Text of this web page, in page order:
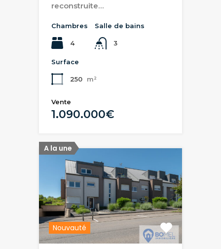
reconstruite…
Chambres
4
Salle de bains
3
Surface
250 m²
Vente
1.090.000€
A la une
Nouvauté